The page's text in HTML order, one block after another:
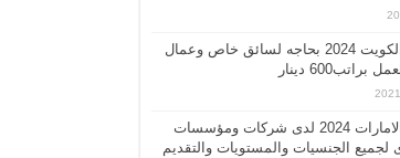
وظائف في الكويت 2024 بحاجه لسائق خاص وعمال
دينار
وظائف في الامارات 2024 لدى شركات ومؤسسات
لجميع الجنسيات والمستويات والتقديم